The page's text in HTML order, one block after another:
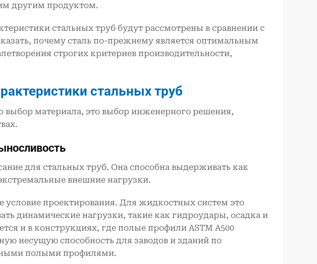
другим продуктом.
стальных труб будут рассмотрены в сравнении с
почему сталь по-прежнему является оптимальным
строгих критериев производительности,
стальных труб
выбор материала, это выбор инженерного решения,
для стальных труб. Она способна выдерживать как
внешние нагрузки.
проектирования. Для жидкостных систем это
динамические нагрузки, такие как гидроудары, осадка и
и в конструкциях, где полые профили ASTM A500
несущую способность для заводов и зданий по
полыми профилями.